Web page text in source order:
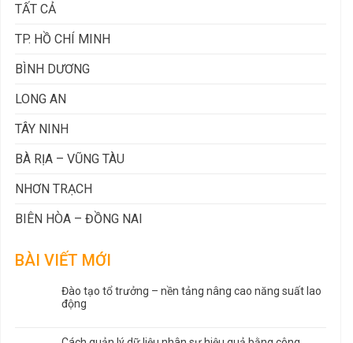
TẤT CẢ
TP. HỒ CHÍ MINH
BÌNH DƯƠNG
LONG AN
TÂY NINH
BÀ RỊA – VŨNG TÀU
NHƠN TRẠCH
BIÊN HÒA – ĐỒNG NAI
BÀI VIẾT MỚI
Đào tạo tổ trưởng – nền tảng nâng cao năng suất lao
động